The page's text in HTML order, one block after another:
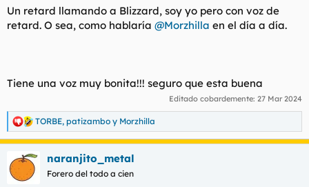
Un retard llamando a Blizzard, soy yo pero con voz de
retard. O sea, como hablaría @Morzhilla en el día a día.
Tiene una voz muy bonita!!! seguro que esta buena
Editado cobardemente: 27 Mar 2024
R
e
a
c
c
i
TORBE, patizambo y Morzhilla
naranjito_metal
Forero del todo a cien